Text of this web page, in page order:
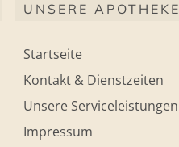
UNSERE APOTHEKE
Startseite
Kontakt & Dienstzeiten
Unsere Serviceleistungen
Impressum